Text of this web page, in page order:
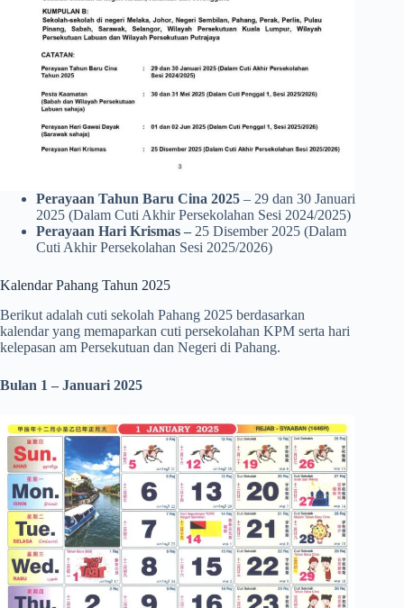
Perayaan Tahun Baru Cina 2025 – 29 dan 30 Januari
2025 (Dalam Cuti Akhir Persekolahan Sesi 2024/2025)
Perayaan Hari Krismas – 25 Disember 2025 (Dalam
Cuti Akhir Persekolahan Sesi 2025/2026)
Kalendar Pahang Tahun 2025
Berikut adalah cuti sekolah Pahang 2025 berdasarkan
kalendar yang memaparkan cuti persekolahan KPM serta hari
kelepasan am Persekutuan dan Negeri di Pahang.
Bulan 1 – Januari 2025